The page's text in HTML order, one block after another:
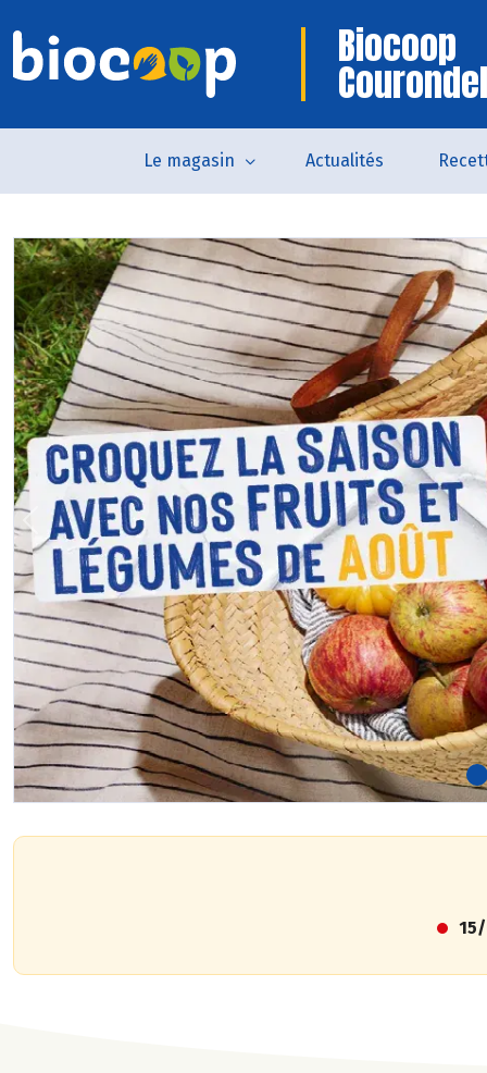
Biocoop
Le magasin Actualités
Previous